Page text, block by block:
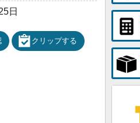
日
クリップする